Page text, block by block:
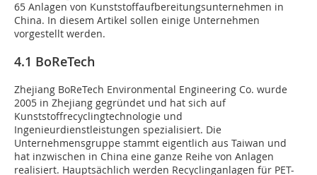
65 Anlagen von Kunststoffaufbereitungsunternehmen in
China. In diesem Artikel sollen einige Unternehmen
vorgestellt werden.
4.1 BoReTech
Zhejiang BoReTech Environmental Engineering Co. wurde
2005 in Zhejiang gegründet und hat sich auf
Kunststoffrecyclingtechnologie und
Ingenieurdienstleistungen spezialisiert. Die
Unternehmensgruppe stammt eigentlich aus Taiwan und
hat inzwischen in China eine ganze Reihe von Anlagen
realisiert. Hauptsächlich werden Recyclinganlagen für PET-